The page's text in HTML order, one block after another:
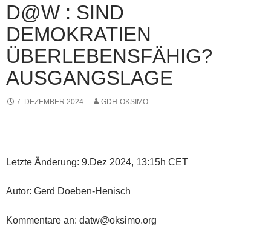
D@W : SIND
DEMOKRATIEN
ÜBERLEBENSFÄHIG?
AUSGANGSLAGE
7. DEZEMBER 2024 GDH-OKSIMO
Letzte Änderung: 9.Dez 2024, 13:15h CET
Autor: Gerd Doeben-Henisch
Kommentare an: datw@oksimo.org